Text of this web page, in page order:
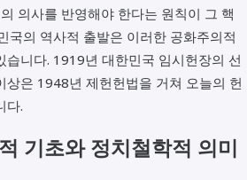
의사를 반영해야 한다는 원칙이 그 핵
국의 역사적 출발은 이러한 공화주의적
습니다. 1919년 대한민국 임시헌장의 선
상은 1948년 제헌헌법을 거쳐 오늘의 헌
다.
기초와 정치철학적 의미